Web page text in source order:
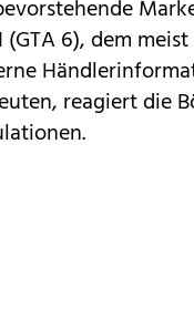
6), dem
reagiert die